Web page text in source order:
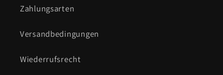
Zahlungsarten
Versandbedingungen
Wiederrufsrecht